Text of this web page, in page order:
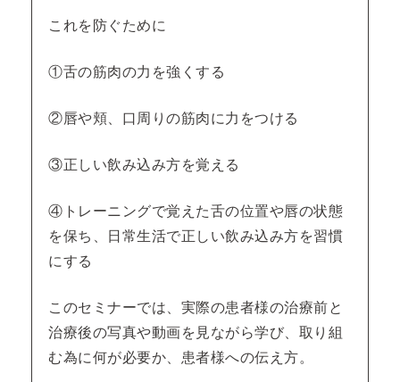
これを防ぐために
①舌の筋肉の力を強くする
②唇や頬、口周りの筋肉に力をつける
③正しい飲み込み方を覚える
④トレーニングで覚えた舌の位置や唇の状態
を保ち、日常生活で正しい飲み込み方を習慣
にする
このセミナーでは、実際の患者様の治療前と
治療後の写真や動画を見ながら学び、取り組
む為に何が必要か、患者様への伝え方。